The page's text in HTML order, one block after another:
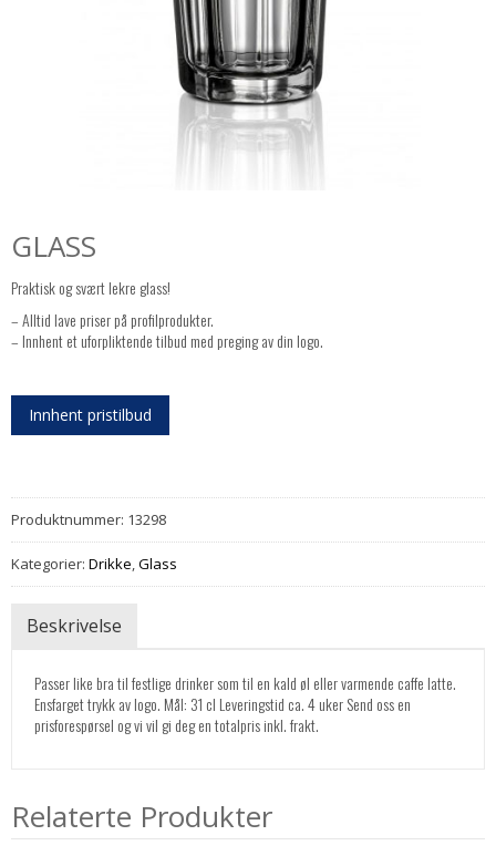
GLASS
Praktisk og svært lekre glass!
– Alltid lave priser på profilprodukter.
– Innhent et uforpliktende tilbud med preging av din logo.
Innhent pristilbud
Produktnummer: 13298
Kategorier: Drikke,Glass
Beskrivelse
Passer like bra til festlige drinker som til en kald øl eller varmende caffe latte.
Ensfarget trykk av logo. Mål: 31 cl Leveringstid ca. 4 uker Send oss en
prisforespørsel og vi vil gi deg en totalpris inkl. frakt.
Relaterte Produkter